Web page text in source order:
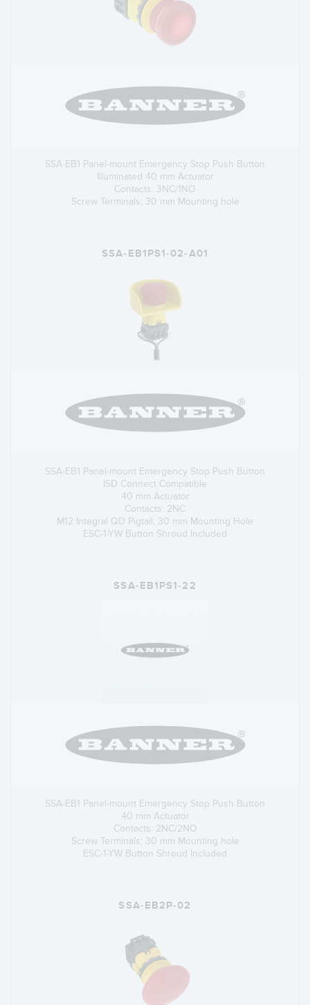
SSA-EB1 Panel-mount Emergency Stop Push Button
Illuminated 40 mm Actuator
Contacts: 3NC/1NO
Screw Terminals; 30 mm Mounting hole
SSA-EB1PS1-02-A01
SSA-EB1 Panel-mount Emergency Stop Push Button
ISD Connect Compatible
40 mm Actuator
Contacts: 2NC
M12 Integral QD Pigtail; 30 mm Mounting Hole
ESC-1-YW Button Shroud Included
SSA-EB1PS1-22
SSA-EB1 Panel-mount Emergency Stop Push Button
40 mm Actuator
Contacts: 2NC/2NO
Screw Terminals; 30 mm Mounting hole
ESC-1-YW Button Shroud Included
SSA-EB2P-02